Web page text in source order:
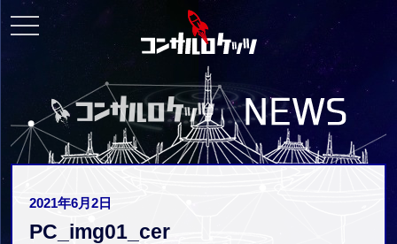
toggle
navigation
2021年6月2日
PC_img01_cer